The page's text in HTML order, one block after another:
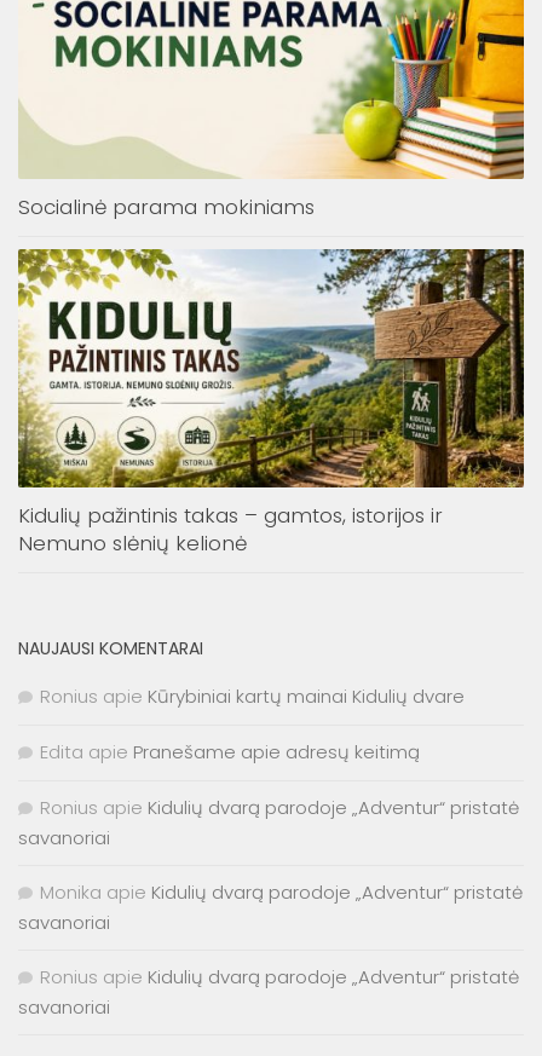
Socialinė parama mokiniams
Kidulių pažintinis takas – gamtos, istorijos ir
Nemuno slėnių kelionė
NAUJAUSI KOMENTARAI
Ronius apie Kūrybiniai kartų mainai Kidulių dvare
Edita apie Pranešame apie adresų keitimą
Ronius apie Kidulių dvarą parodoje „Adventur“ pristatė
savanoriai
Monika apie Kidulių dvarą parodoje „Adventur“ pristatė
savanoriai
Ronius apie Kidulių dvarą parodoje „Adventur“ pristatė
savanoriai